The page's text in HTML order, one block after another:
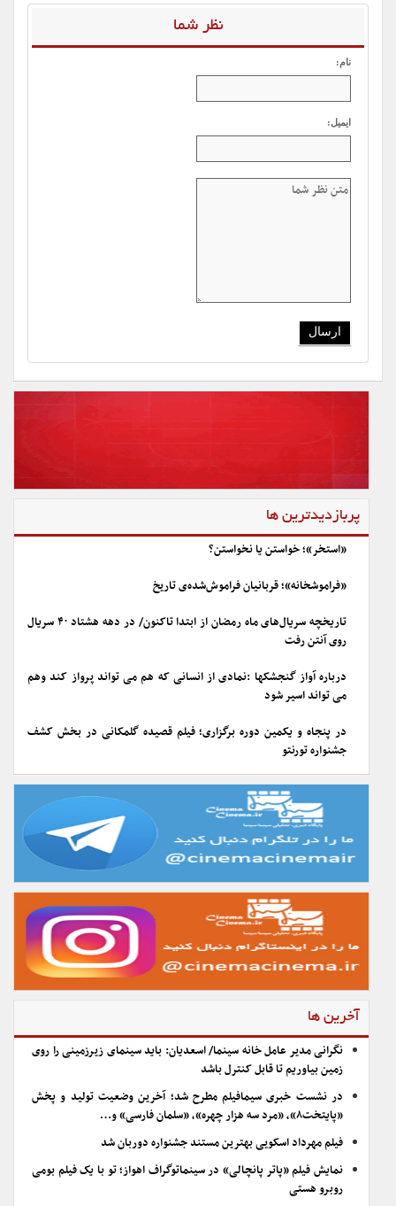
نظر شما
نام:
ایمیل:
پربازدیدترین ها
«استخر»؛ خواستن یا نخواستن؟
«فراموشخانه»؛ قربانیان فراموش‌شده‌ی تاریخ
تاریخچه سریال‌های ماه رمضان از ابتدا تاکنون/ در دهه هشتاد ۴۰ سریال
روی آنتن رفت
درباره آواز گنجشکها :نمادی از انسانی که هم می تواند پرواز کند وهم
می تواند اسیر شود
در پنجاه و یکمین دوره برگزاری؛ فیلم قصیده گلمکانی در بخش کشف
جشنواره تورنتو
آخرین ها
نگرانی مدیر عامل خانه سینما/ اسعدیان: باید سینمای زیرزمینی را روی
زمین بیاوریم تا قابل کنترل باشد
در نشست خبری سیمافیلم مطرح شد؛ آخرین وضعیت تولید و پخش
«پایتخت۸»، «مرد سه هزار چهره»، «سلمان فارسی» و…
فیلم مهرداد اسکویی بهترین مستند جشنواره دوربان شد
نمایش فیلم «پاتر پانچالی» در سینماتوگراف اهواز؛ تو با یک فیلم بومی
روبرو هستی